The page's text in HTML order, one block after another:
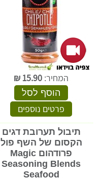
המחיר: 15.90
₪
הוסף לסל
פרטים נוספים
תיבול תערובת דגים
הקסום של השף פול
פרודהום Magic
Seasoning Blends
Seafood